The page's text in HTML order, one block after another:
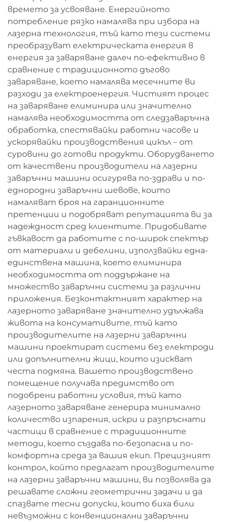
времето за усвояване. Енергийното
потребление рязко намалява при избора на
лазерна технология, тъй като тези системи
преобразуват електрическата енергия в
енергия за заваряване далеч по-ефективно в
сравнение с традиционното дъгово
заваряване, което намалява месечните ви
разходи за електроенергия. Чистият процес
на заваряване елиминира или значително
намалява необходимостта от следзаваръчна
обработка, спестявайки работни часове и
ускорявайки производствения цикъл – от
суровини до готови продукти. Оборудването
от качествени производители на лазерни
заваръчни машини осигурява по-здрави и по-
еднородни заваръчни шевове, които
намаляват броя на гаранционните
претенции и подобряват репутацията ви за
надеждност сред клиентите. Придобивате
гъвкавост да работите с по-широк спектър
от материали и дебелини, използвайки една-
единствена машина, което елиминира
необходимостта от поддържане на
множество заваръчни системи за различни
приложения. Безконтактният характер на
лазерното заваряване значително удължава
живота на консумативите, тъй като
производителите на лазерни заваръчни
машини проектират системи без електроди
или допълнителни жици, които изискват
честа подмяна. Вашето производствено
помещение получава предимство от
подобрени работни условия, тъй като
лазерното заваряване генерира минимално
количество изпарения, искри и разпръснати
частици в сравнение с традиционните
методи, което създава по-безопасна и по-
комфортна среда за вашия екип. Прецизният
контрол, който предлагат производителите
на лазерни заваръчни машини, ви позволява да
решавате сложни геометрични задачи и да
спазвате тесни допуски, които биха били
невъзможни с конвенционални заваръчни